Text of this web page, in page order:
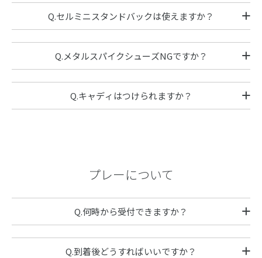
Q.セルミニスタンドバックは使えますか？
Q.メタルスパイクシューズNGですか？
Q.キャディはつけられますか？
プレーについて
Q.何時から受付できますか？
Q.到着後どうすればいいですか？